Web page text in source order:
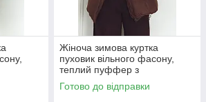
Жіноча зимова куртка
пуховик вільного фасону,
теплий пуффер з
капюшоном на синтепусі,
розміри 42-52 шоколад
Готово до відправки